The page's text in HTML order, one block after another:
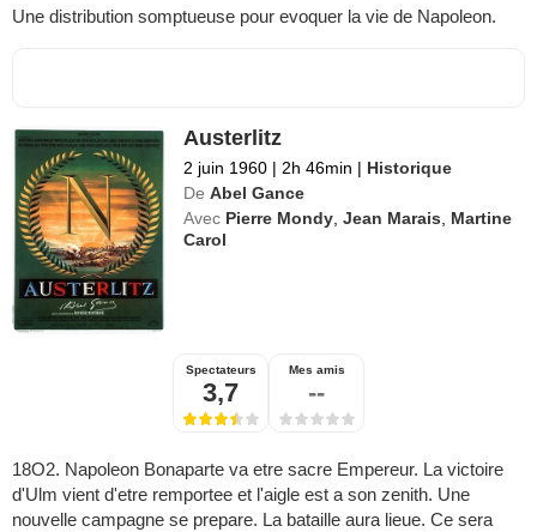
Une distribution somptueuse pour evoquer la vie de Napoleon.
Austerlitz
2 juin 1960 | 2h 46min | Historique
De Abel Gance
Avec Pierre Mondy ,Jean Marais
Martine
Carol
Spectateurs
3,7
Mes amis
--
18O2. Napoleon Bonaparte va etre sacre Empereur. La victoire
d'Ulm vient d'etre remportee et l'aigle est a son zenith. Une
nouvelle campagne se prepare. La bataille aura lieue. Ce sera